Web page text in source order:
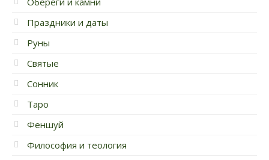
Праздники и даты
Руны
Святые
Сонник
Таро
Феншуй
Философия и теология